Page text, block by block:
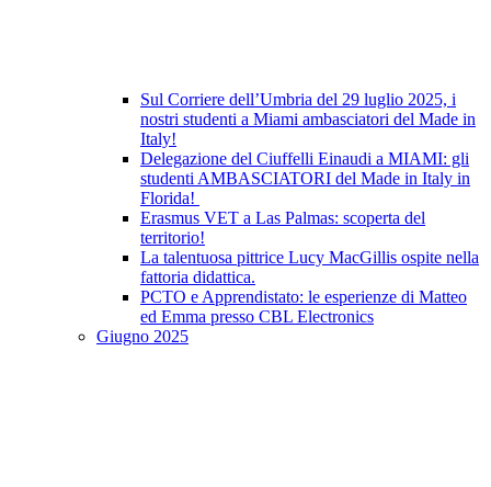
Sul Corriere dell’Umbria del 29 luglio 2025, i
nostri studenti a Miami ambasciatori del Made in
Italy!
Delegazione del Ciuffelli Einaudi a MIAMI: gli
studenti AMBASCIATORI del Made in Italy in
Florida!
Erasmus VET a Las Palmas: scoperta del
territorio!
La talentuosa pittrice Lucy MacGillis ospite nella
fattoria didattica.
PCTO e Apprendistato: le esperienze di Matteo
ed Emma presso CBL Electronics
Giugno 2025